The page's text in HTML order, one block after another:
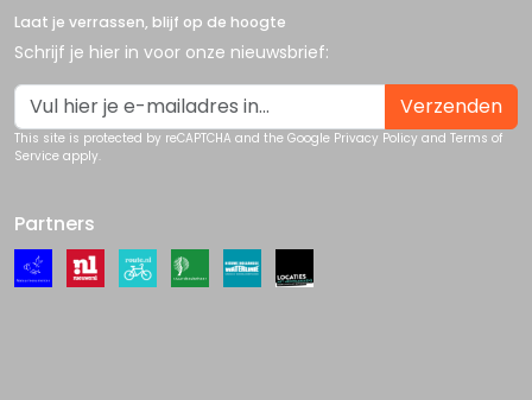
Laat je verrassen, blijf op de hoogte
Schrijf je hier in voor onze nieuwsbrief:
Verzenden
This site is protected by reCAPTCHA and the Google Privacy Policy and Terms of
Service apply.
Partners